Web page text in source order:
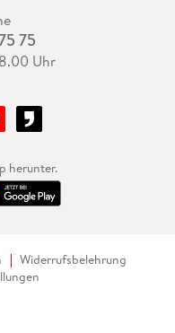
75
Uhr
herunter.
Widerrufsbelehrung